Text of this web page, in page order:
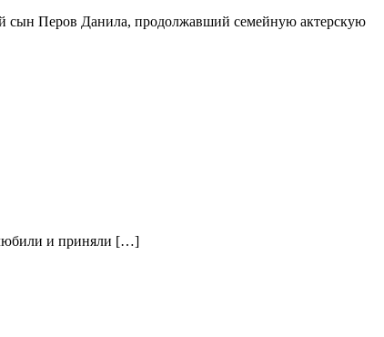
сын Перов Данила, продолжавший семейную актерскую
и приняли […]